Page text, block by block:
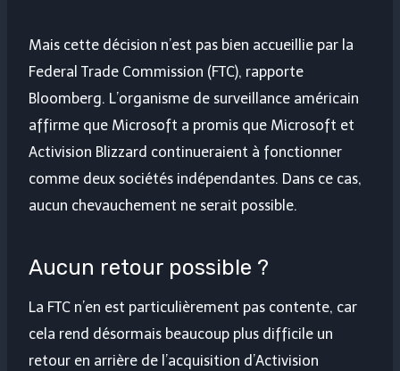
Mais cette décision n’est pas bien accueillie par la
Federal Trade Commission (FTC), rapporte
Bloomberg. L’organisme de surveillance américain
affirme que Microsoft a promis que Microsoft et
Activision Blizzard continueraient à fonctionner
comme deux sociétés indépendantes. Dans ce cas,
aucun chevauchement ne serait possible.
Aucun retour possible ?
La FTC n’en est particulièrement pas contente, car
cela rend désormais beaucoup plus difficile un
retour en arrière de l’acquisition d’Activision